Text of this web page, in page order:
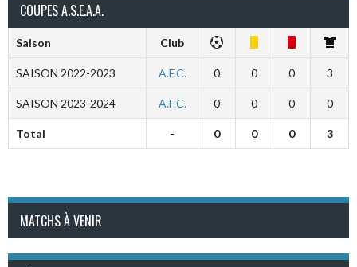
COUPES A.S.E.A.A.
Saison Club
SAISON 2022-2023 A.F.C. 0 0 0 3
SAISON 2023-2024 A.F.C. 0 0 0 0
Total - 0 0 0 3
MATCHS À VENIR